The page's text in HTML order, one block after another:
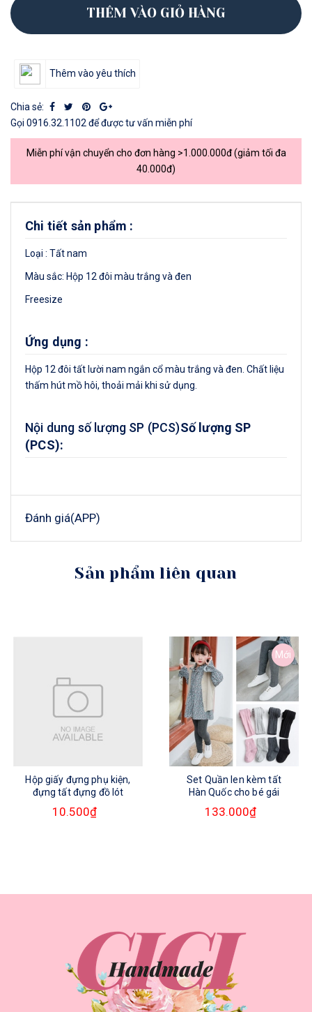
THÊM VÀO GIỎ HÀNG
Thêm vào yêu thích
Chia sẻ:
Gọi 0916.32.1102 để được tư vấn miễn phí
Miễn phí vận chuyển cho đơn hàng >1.000.000đ (giảm tối đa
40.000đ)
Chi tiết sản phẩm :
Loại : Tất nam
Màu sắc: Hộp 12 đôi màu trắng và đen
Freesize
Ứng dụng :
Hộp 12 đôi tất lười nam ngắn cổ màu trắng và đen. Chất liệu
thấm hút mồ hôi, thoải mải khi sử dụng.
Nội dung số lượng SP (PCS)Số lượng SP
(PCS):
Đánh giá(APP)
Sản phẩm liên quan
Hộp giấy đựng phụ kiện,
đựng tất đựng đồ lót
10.500₫
Mới
Set Quần len kèm tất
Hàn Quốc cho bé gái
133.000₫